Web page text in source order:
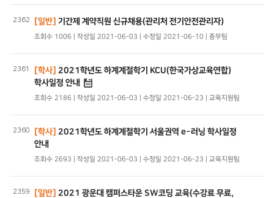
2362 [일반] 기간제 계약직원 신규채용(관리처 전기안전관리자)
조회수 1006 | 작성일 2021-06-03 | 수정일 2021-06-10 | 총무팀
2361 [학사] 2021학년도 하계계절학기 KCU(한국가상교육연합)
학사일정 안내
조회수 2186 | 작성일 2021-06-03 | 수정일 2021-06-23 | 교육지원팀
2360 [학사] 2021학년도 하계계절학기 서울권역 e-러닝 학사일정
안내
조회수 2693 | 작성일 2021-06-03 | 수정일 2021-06-23 | 교육지원팀
2359 [일반] 2021 광운대 캠퍼스타운 SW코딩 교육(수강료 무료,